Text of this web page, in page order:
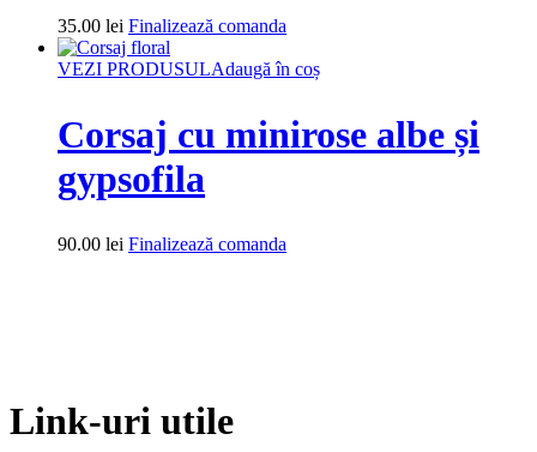
35.00 lei Finalizează comanda
VEZI PRODUSULAdaugă în coș
Corsaj cu minirose albe și
gypsofila
90.00 lei Finalizează comanda
Link-uri utile